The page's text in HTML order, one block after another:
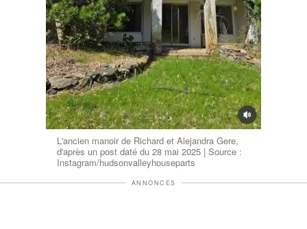
L'ancien manoir de Richard et Alejandra Gere,
d'après un post daté du 28 mai 2025 | Source :
Instagram/hudsonvalleyhouseparts
ANNONCES